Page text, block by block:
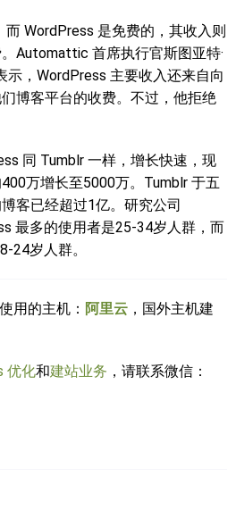
WordPress 是免费的，其收入则
Automattic 首席执行官斯图亚特·
，WordPress 主要收入还来自向
博客平台的收费。不过，他拒绝
同 Tumblr 一样，增长快速，现
万增长至5000万。Tumblr 于五
客已经超过1亿。研究公司
最多的使用者是25-34岁人群，而
24岁人群。
用的主机： 阿里云 ，国外主机建
优化和建站业务 ，请联系微信：